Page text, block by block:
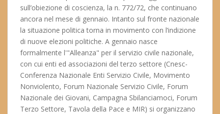
sull’obiezione di coscienza, la n. 772/72, che continuano
ancora nel mese di gennaio. Intanto sul fronte nazionale
la situazione politica torna in movimento con l’indizione
di nuove elezioni politiche. A gennaio nasce
formalmente l'"Alleanza" per il servizio civile nazionale,
con cui enti ed associazioni del terzo settore (Cnesc-
Conferenza Nazionale Enti Servizio Civile, Movimento
Nonviolento, Forum Nazionale Servizio Civile, Forum
Nazionale dei Giovani, Campagna Sbilanciamoci, Forum
Terzo Settore, Tavola della Pace e MIR) si organizzano